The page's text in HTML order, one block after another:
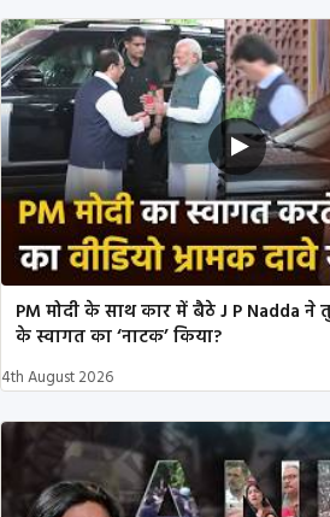
PM मोदी के साथ कार में बैठे J P Nadda ने
के स्वागत का ‘नाटक’ किया?
4th August 2026